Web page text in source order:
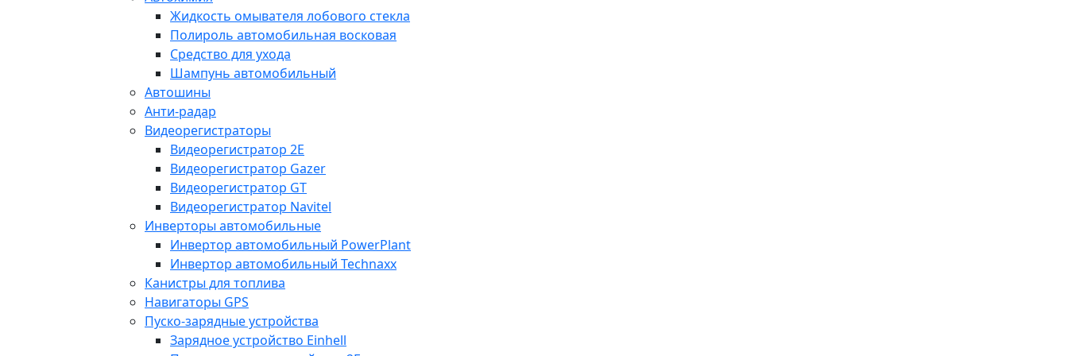
Жидкость омывателя лобового стекла
Полироль автомобильная восковая
Средство для ухода
Шампунь автомобильный
Автошины
Анти-радар
Видеорегистраторы
Видеорегистратор 2E
Видеорегистратор Gazer
Видеорегистратор GT
Видеорегистратор Navitel
Инверторы автомобильные
Инвертор автомобильный PowerPlant
Инвертор автомобильный Technaxx
Канистры для топлива
Навигаторы GPS
Пуско-зарядные устройства
Зарядное устройство Einhell